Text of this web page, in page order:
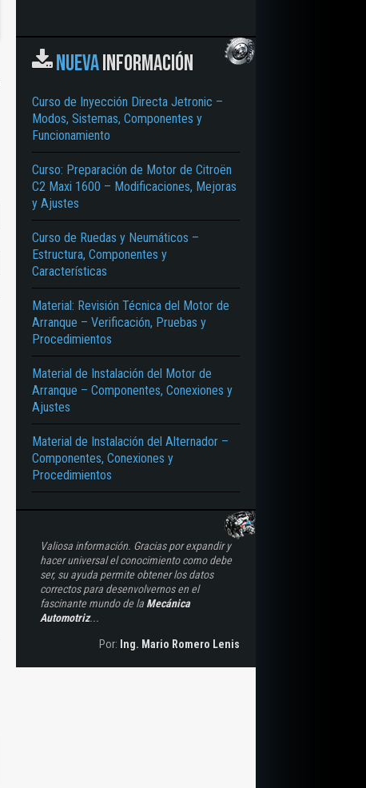
NUEVAINFORMACIÓN
Curso de Inyección Directa Jetronic –
Modos, Sistemas, Componentes y
Funcionamiento
Curso: Preparación de Motor de Citroën
C2 Maxi 1600 – Modificaciones, Mejoras
y Ajustes
Curso de Ruedas y Neumáticos –
Estructura, Componentes y
Características
Material: Revisión Técnica del Motor de
Arranque – Verificación, Pruebas y
Procedimientos
Material de Instalación del Motor de
Arranque – Componentes, Conexiones y
Ajustes
Material de Instalación del Alternador –
Componentes, Conexiones y
Procedimientos
Valiosa información. Gracias por expandir y
hacer universal el conocimiento como debe
ser, su ayuda permite obtener los datos
correctos para desenvolvernos en el
fascinante mundo de la Mecánica
Automotriz...
Por: Ing. Mario Romero Lenis